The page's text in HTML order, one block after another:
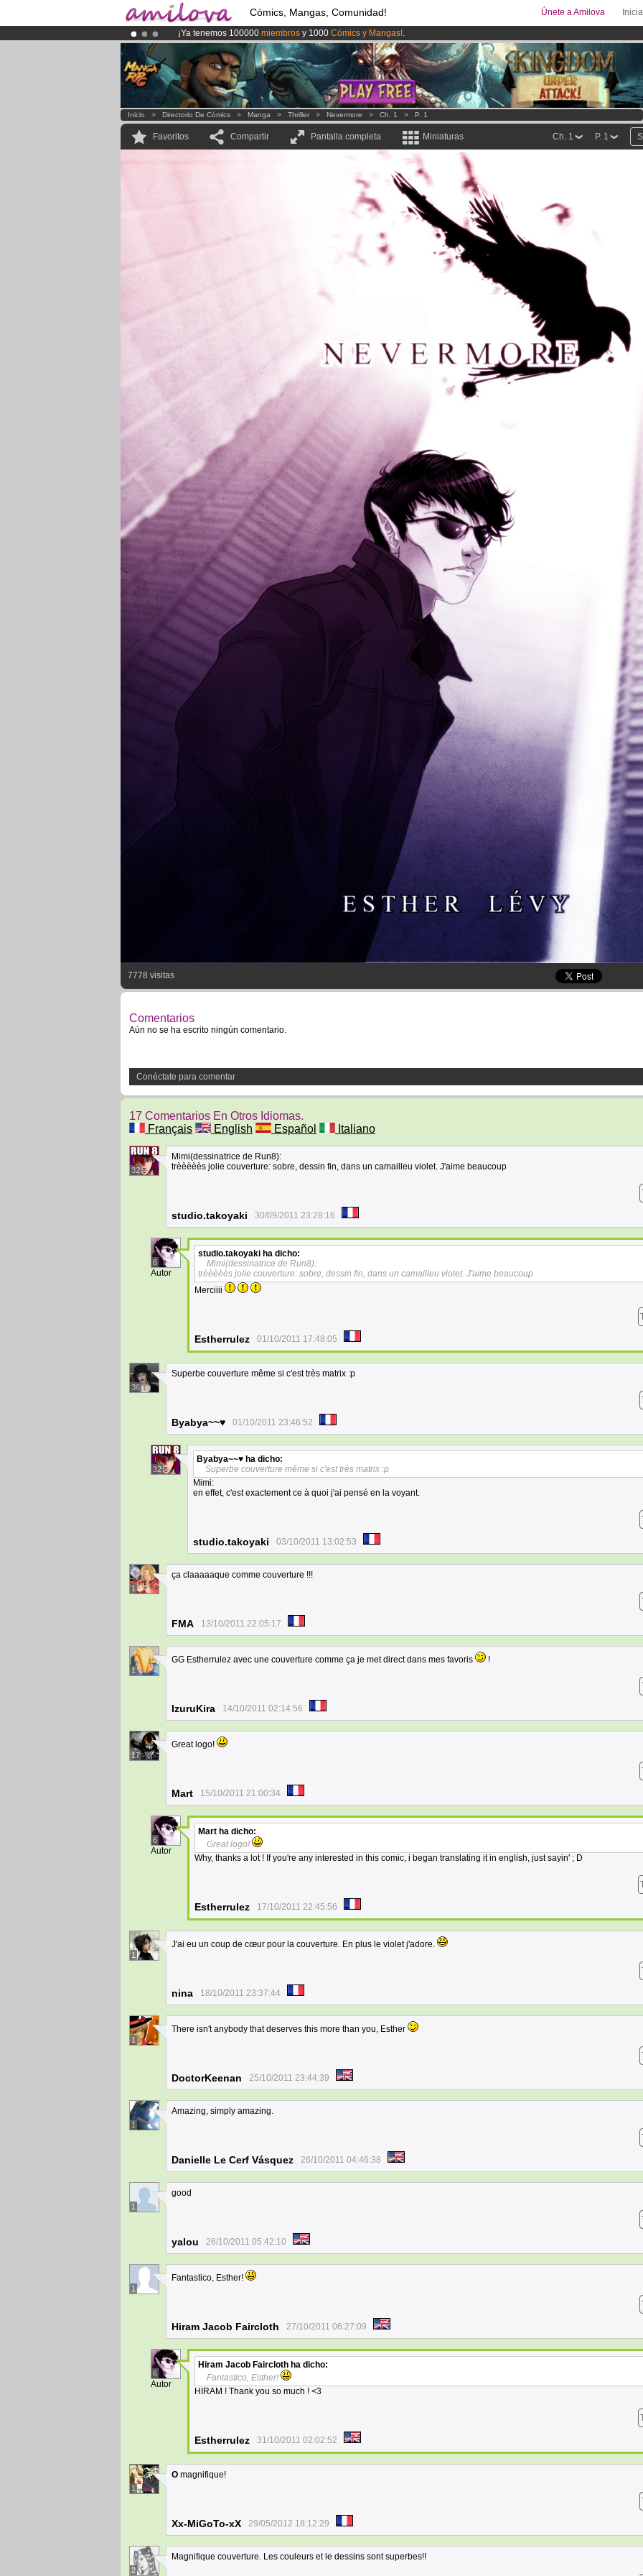
Cómics, Mangas, Comunidad! Únete a Amilova
¡Ya tenemos 100000 miembros y 1000 Cómics y Mangas!.
¡El Kickstarter Amilova está desormado lanzado!.
¡Conviertete en Premium por3.95 euros al mes!Hazte Premium ya
Inicio > Directorio De Cómics > Manga > Thriller > Nevermore > Ch. 1 > P. 1
Favoritos Compartir Pantalla completa Miniaturas P. 1
Ch. 1
7778 visitas
Comentarios
Aún no se ha escrito ningún comentario.
Conéctate para comentar
17 Comentarios En Otros Idiomas.
Français
English Español Italiano
32
Mimi(dessinatrice de Run8):
trèèèèès jolie couverture: sobre, dessin fin, dans un camailleu violet. J'aime beaucoup
studio.takoyaki 30/09/2011 23:28:16
6
Autor
studio.takoyaki ha dicho:
Mimi(dessinatrice de Run8):
trèèèèès jolie couverture: sobre, dessin fin, dans un camailleu violet. J'aime beaucoup
Merciiii
Estherrulez 01/10/2011 17:48:05
36
Superbe couverture même si c'est très matrix :p
Byabya~~♥ 01/10/2011 23:46:52
32
Byabya~~♥ ha dicho:
Superbe couverture même si c'est très matrix :p
Mimi:
en effet, c'est exactement ce à quoi j'ai pensé en la voyant.
studio.takoyaki 03/10/2011 13:02:53
1
ça claaaaaque comme couverture !!!
FMA 13/10/2011 22:05:17
1
GG Estherrulez avec une couverture comme ça je met direct dans mes favoris !
IzuruKira 14/10/2011 02:14:56
17
Great logo!
Mart 15/10/2011 21:00:34
6
Autor
Mart ha dicho:
Great logo!
Why, thanks a lot ! If you're any interested in this comic, i began translating it in english, just sayin' ; D
Estherrulez 17/10/2011 22:45:56
1
J'ai eu un coup de cœur pour la couverture. En plus le violet j'adore.
nina 18/10/2011 23:37:44
1
There isn't anybody that deserves this more than you, Esther
DoctorKeenan 25/10/2011 23:44:39
1
Amazing, simply amazing.
Danielle Le Cerf Vásquez 26/10/2011 04:46:38
1
good
yalou 26/10/2011 05:42:10
1
Fantastico, Esther!
Hiram Jacob Faircloth 27/10/2011 06:27:09
6
Autor
Hiram Jacob Faircloth ha dicho:
Fantastico, Esther!
HIRAM ! Thank you so much ! <3
Estherrulez 31/10/2011 02:02:52
1
O magnifique!
Xx-MiGoTo-xX 29/05/2012 18:12:29
2
Magnifique couverture. Les couleurs et le dessins sont superbes!!